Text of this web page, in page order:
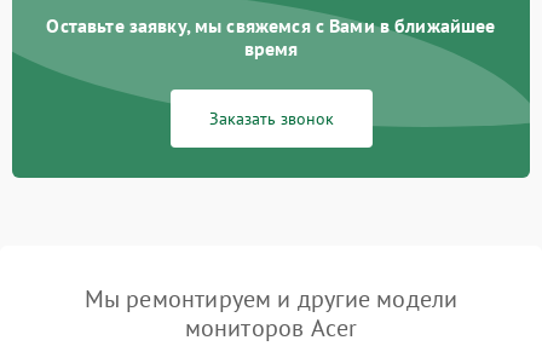
Оставьте заявку, мы свяжемся с Вами в ближайшее
время
Заказать звонок
Мы ремонтируем и другие модели
мониторов Acer